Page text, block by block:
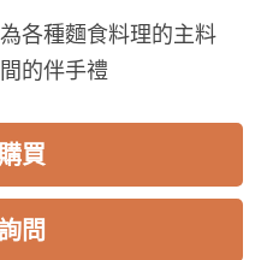
各種麵食料理的主料
的伴手禮
買
問